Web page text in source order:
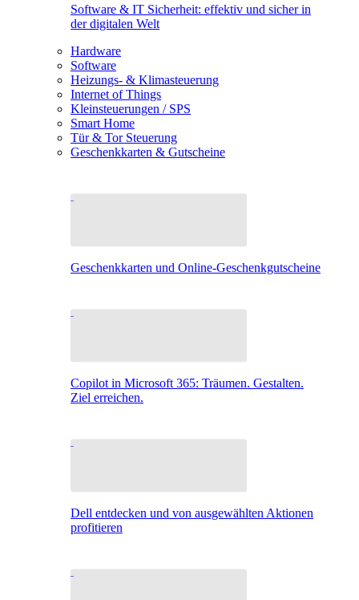
Software & IT Sicherheit: effektiv und sicher in
der digitalen Welt
Hardware
Software
Heizungs- & Klimasteuerung
Internet of Things
Kleinsteuerungen / SPS
Smart Home
Tür & Tor Steuerung
Geschenkkarten & Gutscheine
Geschenkkarten und Online-Geschenkgutscheine
Copilot in Microsoft 365: Träumen. Gestalten.
Ziel erreichen.
Dell entdecken und von ausgewählten Aktionen
profitieren